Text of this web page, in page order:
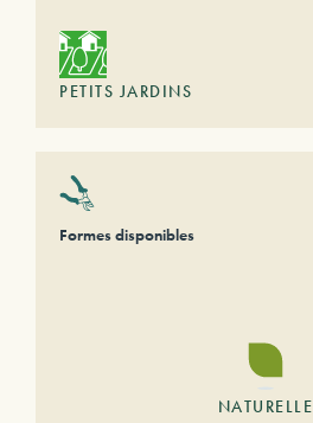
PETITS JARDINS
Formes disponibles
NATURELLE